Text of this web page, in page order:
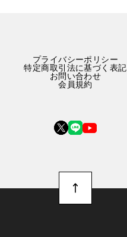
プライバシーポリシー
特定商取引法に基づく表記
お問い合わせ
会員規約